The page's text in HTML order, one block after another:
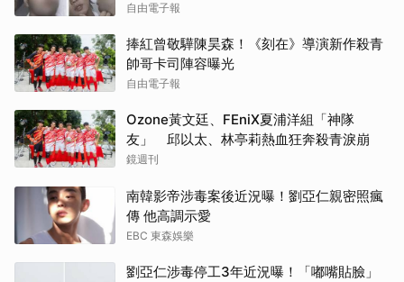
自由電子報
捧紅曾敬驊陳昊森！《刻在》導演新作殺青
帥哥卡司陣容曝光
自由電子報
Ozone黃文廷、FEniX夏浦洋組「神隊
友」 邱以太、林亭莉熱血狂奔殺青淚崩
鏡週刊
南韓影帝涉毒案後近況曝！劉亞仁親密照瘋
傳 他高調示愛
EBC 東森娛樂
劉亞仁涉毒停工3年近況曝！「嘟嘴貼臉」